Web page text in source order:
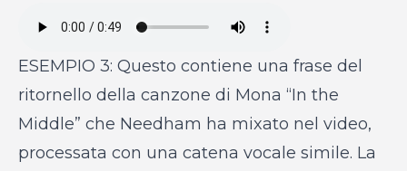
ESEMPIO 3: Questo contiene una frase del
ritornello della canzone di Mona “In the
Middle” che Needham ha mixato nel video,
processata con una catena vocale simile. La